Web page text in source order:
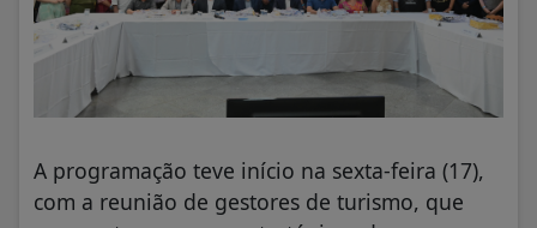
A programação teve início na sexta-feira (17),
com a reunião de gestores de turismo, que